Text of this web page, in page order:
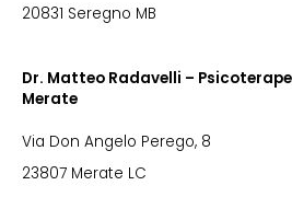
20831 Seregno MB
Dr. Matteo Radavelli –
Merate
Via Don Angelo Perego, 8
23807 Merate LC